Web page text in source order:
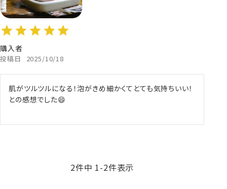
購入者
投稿日 2025/10/18
肌がツルツルになる！泡がきめ細かくてとても気持ちいい！
との感想でした😄
2件中 1-2件表示